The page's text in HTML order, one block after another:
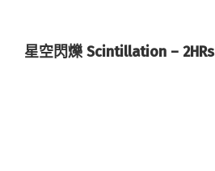
星空閃爍 Scintillation – 2HRs